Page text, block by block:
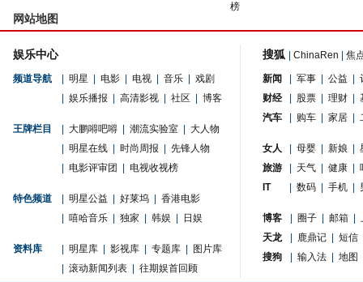
榜
网站地图
娱乐中心
频道导航 明星 电影 电视 音乐
戏剧
娱乐播报 高清影视 社区 博客
王牌栏目 大鹏嘚吧嘚 潮流实验室
大人物
明星在线 时尚周报
先锋人物
电影评审团 电视收视榜
特色频道 明星公益 好莱坞
香港电影
嘻哈音乐 独家 韩娱 日娱
资料库 明星库 影视库 专题库
图片库
滚动新闻列表 往期娱首回顾
搜狐 ChinaRen 焦
新闻 军事 公益
财经
股票 理财
汽车
购车 家居
女人 母婴 新娘
旅游
天气 健康
IT
数码 手机
博客 圈子 邮箱
天龙
鹿鼎记
短信
搜狗
输入法 地图